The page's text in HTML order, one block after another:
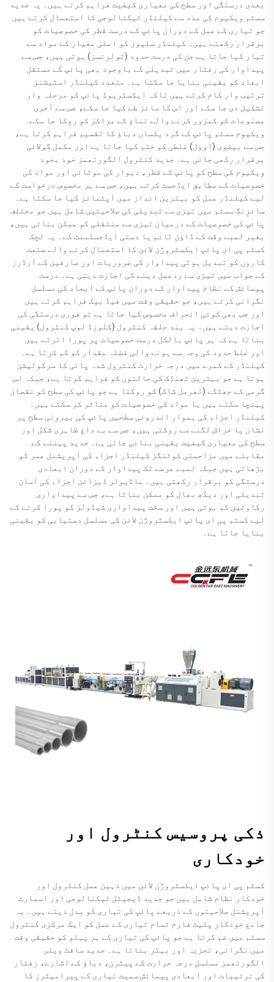
بعدی درستگی اور سطح کی معیاری کیفیت فراہم کرتے ہیں۔ یہ جدید
سسٹم ویکیوم کی مدد سے کیلنڈر ٹیکنالوجی کا استعمال کرتے ہیں
جو تیاری کے عمل کے دوران پائپ کے درست قطر کی خصوصیات کو
برقرار رکھتے ہیں۔ کیلنڈر سلیوز کو اعلیٰ معیار کے مواد سے
تیار کیا جاتا ہے جن کی درست حدود (ٹولرنسز) ہوتی ہیں، جس سے
پیداوار کی رفتار میں تبدیلی کے باوجود بھی پائپ کے مستقل
ابعاد کو یقینی بنایا جا سکتا ہے۔ متعدد کیلنڈر اسٹیشنز
ترتیب وار کام کرتے ہیں تاکہ ایکسٹریوڈ پائپ کو مرحلہ وار
تشکیل دی جا سکے اور اس کا سائز طے کیا جا سکے، جس سے آخری
مصنوعات کو کمزور کرنے والے تناؤ کے مراکز کو روکا جا سکے۔
ویکیوم سسٹم پائپ کے گرد یکساں دباؤ کا تقسیم فراہم کرتا ہے،
جس سے بیضوی (اوول) غلطی کو ختم کیا جاتا ہے اور مکمل گولائی
برقرار رکھی جاتی ہے۔ جدید کنٹرول الگورتھمز خود بخود
ویکیوم کی سطح کو پائپ کے قطر، دیوار کی موٹائی اور مواد کی
خصوصیات کے مطابق ایڈجسٹ کرتے ہیں، جس سے ہر مخصوص درخواست کے
لیے کیلنڈر عمل کو بہترین انداز میں آپٹمائز کیا جا سکتا ہے۔
سائزِنگ سسٹم میں تیزی سے تبدیلی کی صلاحیتیں شامل ہیں جو مختلف
پائپ کی خصوصیات کے درمیان تیزی سے منتقلی کو ممکن بناتی ہیں،
بغیر لمبے وقت کے ڈاؤن ٹائم یا دستی ایڈجسٹمنٹ کے۔ یہ لچک
کسٹم پی ای پائپ ایکسٹروژن لائن کا استعمال کرنے والے صنعت
کاروں کو تبدیل ہوتی پیداوار کی ضروریات اور صارفین کے آرڈرز
کے جواب میں تیزی سے ردعمل دینے کی اجازت دیتی ہے۔ درست
پیمائش کے نظام پیداوار کے دوران پائپ کے ابعاد کی مسلسل
نگرانی کرتے ہیں، جو حقیقی وقت میں فیڈ بیک فراہم کرتے ہیں
اور جب بھی کوئی انحراف محسوس کیا جاتا ہے تو فوری درستگی کی
اجازت دیتے ہیں۔ یہ بند حلقہ کنٹرول (کلوزڈ لوپ کنٹرول) یقینی
بناتا ہے کہ ہر پائپ بالکل درست خصوصیات پر پورا اترتے ہیں
اور غلط حدود کی وجہ سے ہونے والی فضلہ مقدار کو کم کرتا ہے۔
کیلنڈر کے کمرے میں درجہ حرارت کنٹرول شدہ پانی کا سرکولیشن
ہوتا ہے جو بہترین ٹھنڈک کی حالتوں کو فراہم کرتا ہے، جبکہ اس
گرمی کے جھٹکے (تھرمل شاک) کو روکتا ہے جو پائپ کی سطح کو نقصان
پہنچا سکتے ہیں یا مواد کی خصوصیات کو متاثر کر سکتے ہیں۔
کیلنڈر اجزاء کی ہموار اندرونی سطحیں پائپ کی بیرونی سطح پر
نشان یا خراش لگنے سے روکتی ہیں، جس سے بے داغ ظاہری شکل اور
سطح کی معیاری کیفیت یقینی بنائی جاتی ہے۔ جدید پہننے کے
مقابلے میں مزاحمتی کوٹنگز کیلنڈر اجزاء کی آپریشنل عمر کو
بڑھاتی ہیں جبکہ لمبے عرصے تک پیداوار کے دوران ابعادی
درستگی کو برقرار رکھتی ہیں۔ ماڈیولر ڈیزائن اجزاء کی آسان
تبدیلی اور دیکھ بھال کو ممکن بناتا ہے، جس سے پیداواری
رکاوٹیں کم ہوتی ہیں اور سخت پیداواری شیڈولز کو پورا کرنے کے
لیے کسٹم پی ای پائپ ایکسٹروژن لائن کی مسلسل دستیابی کو یقینی
بنایا جاتا ہے۔
ذکی پروسیس کنٹرول اور
خودکاری
کسٹم پی ای پائپ ایکسٹروژن لائن میں ذہین عمل کنٹرول اور
خودکار نظام شامل ہیں جو جدید ڈیجیٹل ٹیکنالوجی اور اسمارٹ
آپریشنل صلاحیتوں کے ذریعے پائپ کی تیاری کو بدل دیتے ہیں۔ یہ
جامع خودکار پلیٹ فارم تمام تیاری کے عمل کو ایک مرکزی کنٹرول
سسٹم میں ضم کرتا ہے جو پائپ کی تیاری کے ہر پہلو کو حقیقی وقت
میں نگرانی، تجزیہ اور بہتر بناتا ہے۔ جدید سافٹ ویئر
الگورتھمز مسلسل درجہ حرارت کے پیٹرن، دباؤ کے اشارے، رفتار
کی ترتیبات اور ابعادی پیمائش سمیت تیاری کے پیرامیٹرز کا